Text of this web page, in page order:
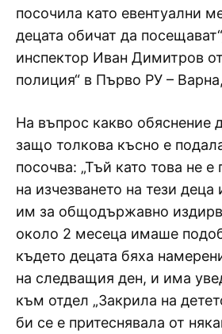
посочила като евентуални
децата обичат да
инспектор Иван Димитров
полиция“ в Първо РУ –
На въпрос какво обяснение
защо толкова късно е
посочва: „Тъй като това не е
на изчезването на тези деца
им за общодържавно
около 2 месеца имаше
където децата бяха
на следващия ден, и има
към отдел „Закрила на
би се е притеснявала от